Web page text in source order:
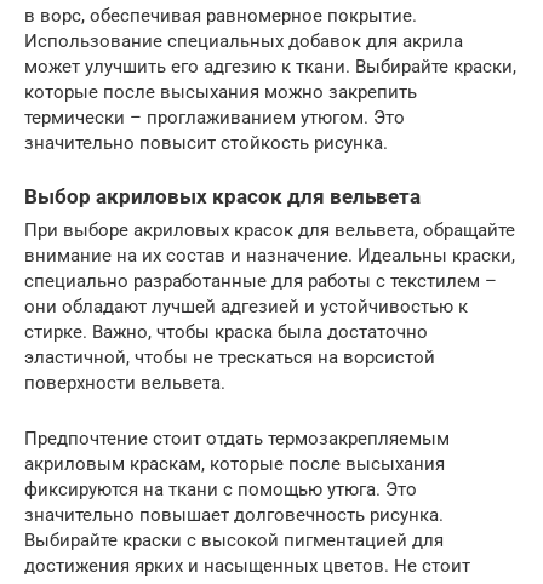
в ворс, обеспечивая равномерное покрытие.
Использование специальных добавок для акрила
может улучшить его адгезию к ткани. Выбирайте краски,
которые после высыхания можно закрепить
термически – проглаживанием утюгом. Это
значительно повысит стойкость рисунка.
Выбор акриловых красок для вельвета
При выборе акриловых красок для вельвета, обращайте
внимание на их состав и назначение. Идеальны краски,
специально разработанные для работы с текстилем –
они обладают лучшей адгезией и устойчивостью к
стирке. Важно, чтобы краска была достаточно
эластичной, чтобы не трескаться на ворсистой
поверхности вельвета.
Предпочтение стоит отдать термозакрепляемым
акриловым краскам, которые после высыхания
фиксируются на ткани с помощью утюга. Это
значительно повышает долговечность рисунка.
Выбирайте краски с высокой пигментацией для
достижения ярких и насыщенных цветов. Не стоит